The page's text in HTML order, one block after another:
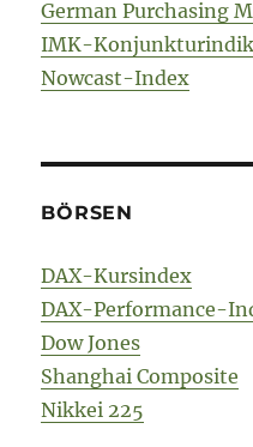
German Purchasing
IMK-
Nowcast-Index
BÖRSEN
DAX-Kursindex
DAX-Performance-
Dow Jones
Shanghai Composite
Nikkei 225